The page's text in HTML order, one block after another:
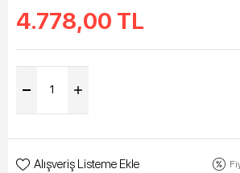
4.778,00 TL
Alışveriş Listeme Ekle